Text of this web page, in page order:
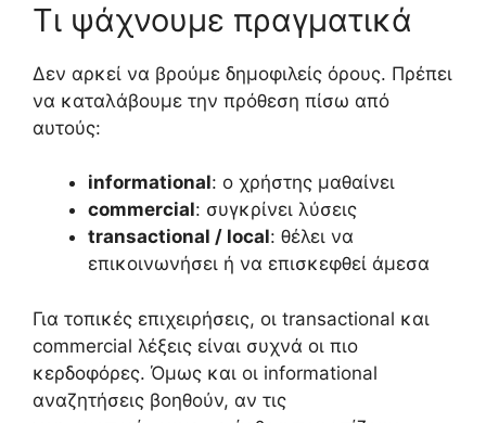
Τι ψάχνουμε πραγματικά
Δεν αρκεί να βρούμε δημοφιλείς όρους. Πρέπει
να καταλάβουμε την πρόθεση πίσω από
αυτούς:
informational: ο χρήστης μαθαίνει
commercial: συγκρίνει λύσεις
transactional / local: θέλει να
επικοινωνήσει ή να επισκεφθεί άμεσα
Για τοπικές επιχειρήσεις, οι transactional και
commercial λέξεις είναι συχνά οι πιο
κερδοφόρες. Όμως και οι informational
αναζητήσεις βοηθούν, αν τις